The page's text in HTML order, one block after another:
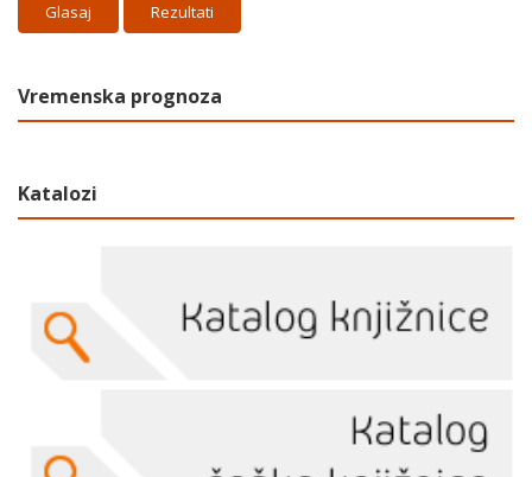
Rezultati
Vremenska prognoza
Katalozi